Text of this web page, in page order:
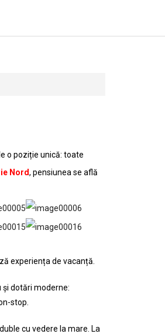
o poziție unică: toate
Nord, pensiunea se află
experiența de vacanță.
și dotări moderne:
stop.
cu vedere la mare. La